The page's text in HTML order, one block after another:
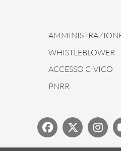
WHISTLEBLOWER
ACCESSO CIVICO
PNRR